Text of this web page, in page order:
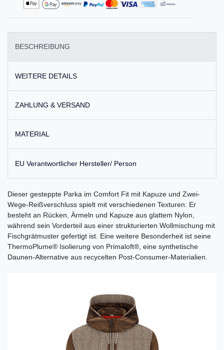
BESCHREIBUNG
WEITERE DETAILS
ZAHLUNG & VERSAND
MATERIAL
EU Verantwortlicher Hersteller/ Person
Dieser gesteppte Parka im Comfort Fit mit Kapuze und Zwei-
Wege-Reißverschluss spielt mit verschiedenen Texturen: Er
besteht an Rücken, Ärmeln und Kapuze aus glattem Nylon,
während sein Vorderteil aus einer strukturierten Wollmischung mit
Fischgrätmuster gefertigt ist. Eine weitere Besonderheit ist seine
ThermoPlume® Isolierung von Primaloft®, eine synthetische
Daunen-Alternative aus recycelten Post-Consumer-Materialien.